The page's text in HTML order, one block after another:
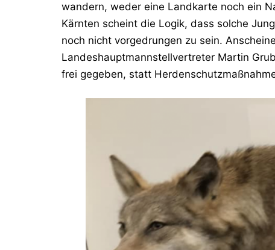
wandern, weder eine Landkarte noch ein
Kärnten scheint die Logik, dass solche
noch nicht vorgedrungen zu sein.
Landeshauptmannstellvertreter Martin
frei gegeben, statt